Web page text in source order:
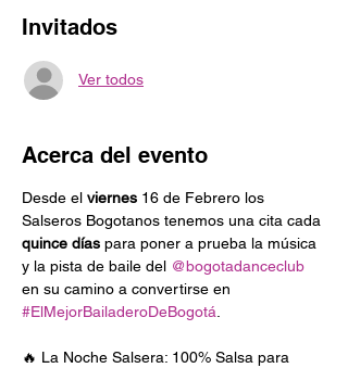
Invitados
Ver todos
Acerca del evento
Desde el viernes 16 de Febrero los
Salseros Bogotanos tenemos una cita cada
quince días para poner a prueba la música
y la pista de baile del @bogotadanceclub
en su camino a convertirse en
#ElMejorBailaderoDeBogotá
🔥 La Noche Salsera: 100% Salsa para